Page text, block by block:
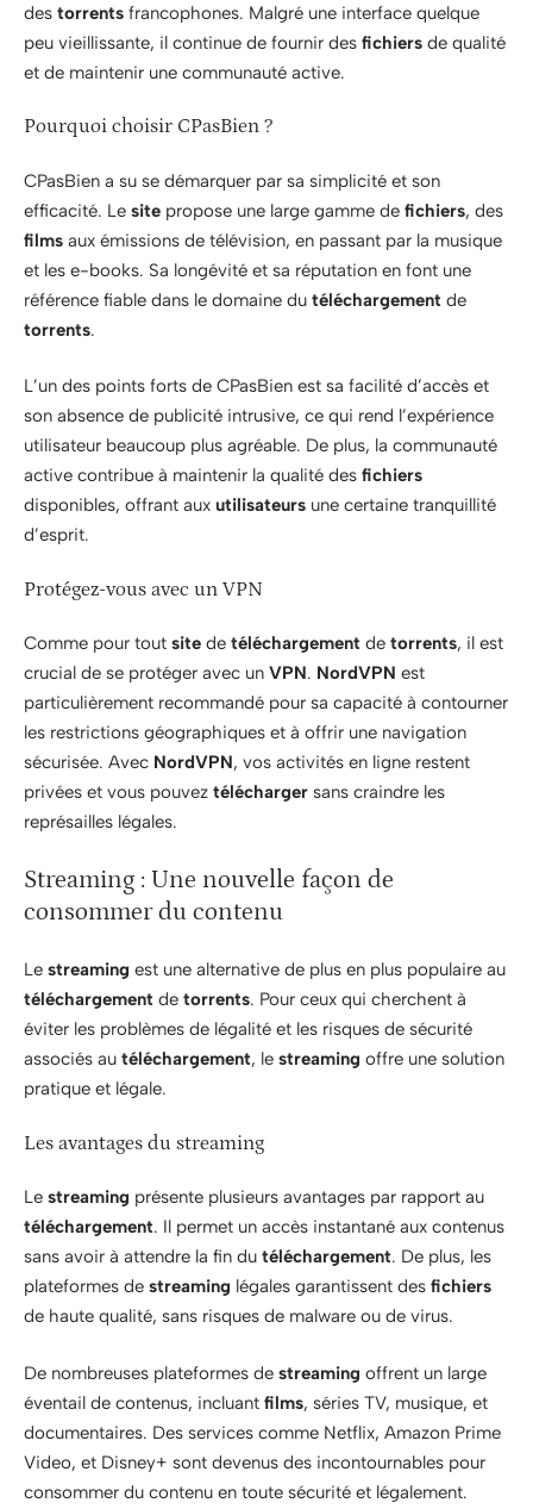
des torrents francophones. Malgré une interface quelque
peu vieillissante, il continue de fournir des fichiers de qualité
et de maintenir une communauté active.
Pourquoi choisir CPasBien ?
CPasBien a su se démarquer par sa simplicité et son
efficacité. Le site propose une large gamme de fichiers, des
films aux émissions de télévision, en passant par la musique
et les e-books. Sa longévité et sa réputation en font une
référence fiable dans le domaine du téléchargement de
torrents.
L’un des points forts de CPasBien est sa facilité d’accès et
son absence de publicité intrusive, ce qui rend l’expérience
utilisateur beaucoup plus agréable. De plus, la communauté
active contribue à maintenir la qualité des fichiers
disponibles, offrant aux utilisateurs une certaine tranquillité
d’esprit.
Protégez-vous avec un VPN
Comme pour tout site de téléchargement de torrents, il est
crucial de se protéger avec un VPN. NordVPN est
particulièrement recommandé pour sa capacité à contourner
les restrictions géographiques et à offrir une navigation
sécurisée. Avec NordVPN, vos activités en ligne restent
privées et vous pouvez télécharger sans craindre les
représailles légales.
Streaming : Une nouvelle façon de
consommer du contenu
Le streaming est une alternative de plus en plus populaire au
téléchargement de torrents. Pour ceux qui cherchent à
éviter les problèmes de légalité et les risques de sécurité
associés au téléchargement, le streaming offre une solution
pratique et légale.
Les avantages du streaming
Le streaming présente plusieurs avantages par rapport au
téléchargement. Il permet un accès instantané aux contenus
sans avoir à attendre la fin du téléchargement. De plus, les
plateformes de streaming légales garantissent des fichiers
de haute qualité, sans risques de malware ou de virus.
De nombreuses plateformes de streaming offrent un large
éventail de contenus, incluant films, séries TV, musique, et
documentaires. Des services comme Netflix, Amazon Prime
Video, et Disney+ sont devenus des incontournables pour
consommer du contenu en toute sécurité et légalement.